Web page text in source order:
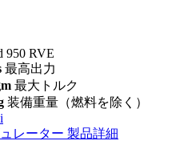
950 RVE
最高出力
最大トルク
装備重量（燃料を除く）
i
レーター 製品詳細